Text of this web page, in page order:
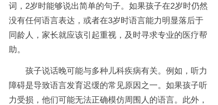
词，2岁时能够说出简单的句子。如果孩子在2岁时仍然
没有任何语言表达，或者在3岁时语言能力明显落后于
同龄人，家长就应该引起重视，及时寻求专业的医疗帮
助。
孩子说话晚可能与多种儿科疾病有关。例如，听力
障碍是导致语言发育迟缓的常见原因之一。如果孩子听
力受损，他们可能无法正确模仿周围人的语言。此外，